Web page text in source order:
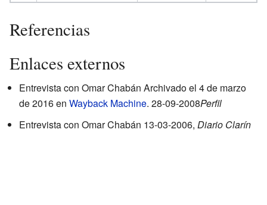
Referencias
Enlaces externos
Entrevista con Omar Chabán Archivadoel 4 de marzo
de 2016 en Wayback Machine. 28-09-2008Perfil
Entrevista con Omar Chabán 13-03-2006, Diario Clarín